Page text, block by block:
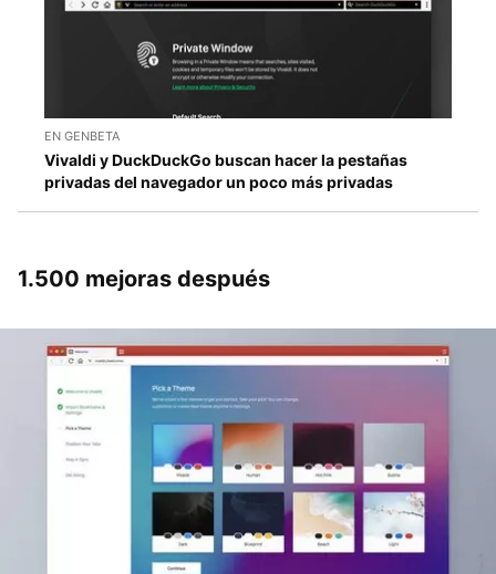
EN GENBETA
Vivaldi y DuckDuckGo buscan hacer la pestañas
privadas del navegador un poco más privadas
1.500 mejoras después